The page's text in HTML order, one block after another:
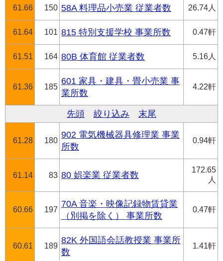
61.66 150 58A 料理品小売業 従業者数 26.74人
61.64 101 815 特別支援学校 事業所数 0.47軒
61.51 164 80B 体育館 従業者数 5.16人
61.36 185
601 家具・建具・畳小売業 事
業所数
4.22軒
先頭 絞り込み 末尾
61.28 180
902 電気機械器具修理業 事業
所数
0.94軒
61.14 83 80 娯楽業 従業者数
172.65
人
60.66 197
70A 音楽・映像記録物賃貸業
（別掲を除く） 事業所数
0.47軒
60.61 189
82K 外国語会話教授業 事業所
数
1.41軒